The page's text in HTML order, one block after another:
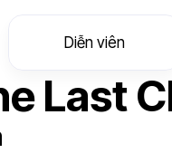
Diễn viên
Last